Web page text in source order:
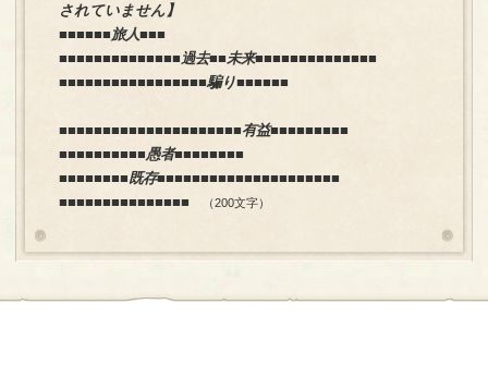
されていません】
■■■■■■旅人■■■
■■■■■■■■■■■■■■過去■■未来■■■■■■■■■■■■■■
■■■■■■■■■■■■■■■■■騙り■■■■■■
■■■■■■■■■■■■■■■■■■■■■有益■■■■■■■■■
■■■■■■■■■■愚者■■■■■■■■
■■■■■■■■既存■■■■■■■■■■■■■■■■■■■■■
■■■■■■■■■■■■■■■
（200文字）